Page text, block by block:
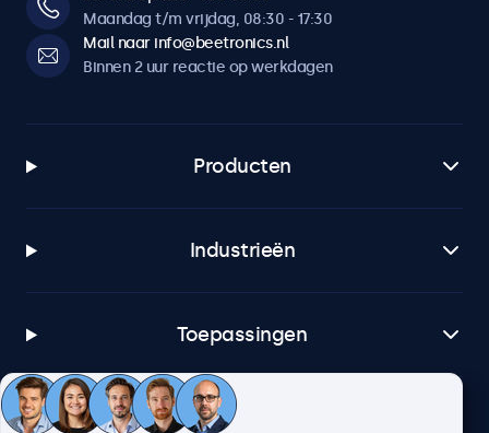
Maandag t/m vrijdag, 08:30 - 17:30
Mail naar info@beetronics.nl
Binnen 2 uur reactie op werkdagen
Producten
Industrieën
Toepassingen
Klantenservice